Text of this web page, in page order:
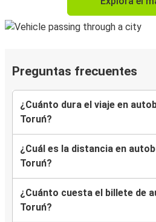
Preguntas frecuentes
¿Cuánto dura el viaje en
Toruń?
¿Cuál es la distancia en
Toruń?
¿Cuánto cuesta el billete de
Toruń?